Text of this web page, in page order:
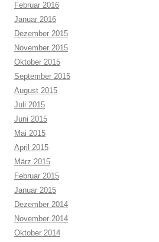
Februar 2016
Januar 2016
Dezember 2015
November 2015
Oktober 2015
September 2015
August 2015
Juli 2015
Juni 2015
Mai 2015
April 2015
März 2015
Februar 2015
Januar 2015
Dezember 2014
November 2014
Oktober 2014